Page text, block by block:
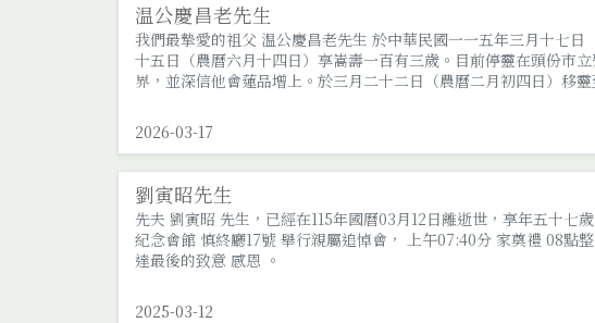
温公慶昌老先生
我們最摯愛的祖父 温公慶昌老先生 於中華民國一一五年三月十七
十五日（農曆六月十四日）享嵩壽一百有三歲。目前停靈在頭份市
界，並深信他會蓮品增上。於三月二十二日（農曆二月初四日）移
2026-03-17
劉寅昭先生
先夫 劉寅昭 先生，已經在115年國曆03月12日離逝世，享年五十七
紀念會館 慎終廳17號 舉行親屬追悼會， 上午07:40分 家奠禮 08點
達最後的致意 感恩 。
2025-03-12